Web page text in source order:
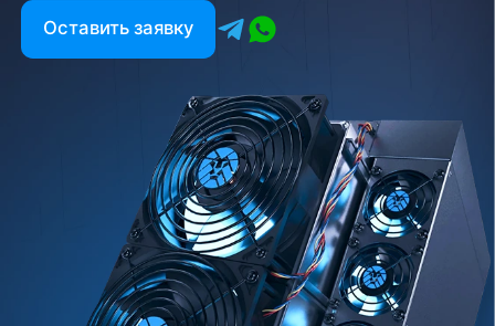
Оставить заявку